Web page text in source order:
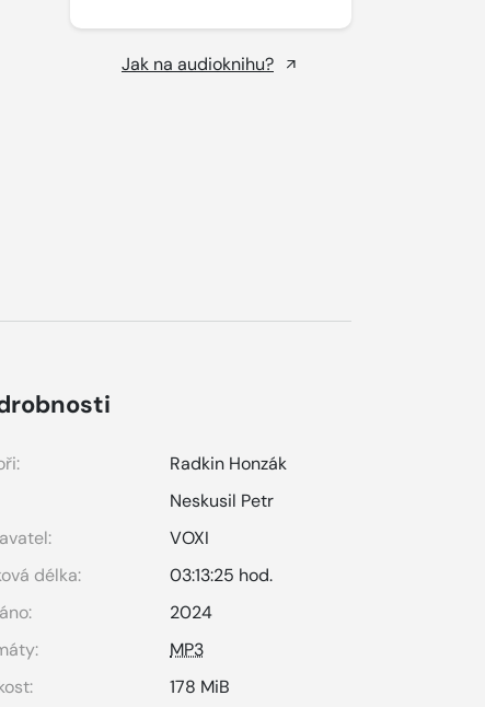
Jak na audioknihu?
Radkin Honzák
Neskusil Petr
VOXI
délka:
03:13:25 hod.
2024
MP3
178 MiB